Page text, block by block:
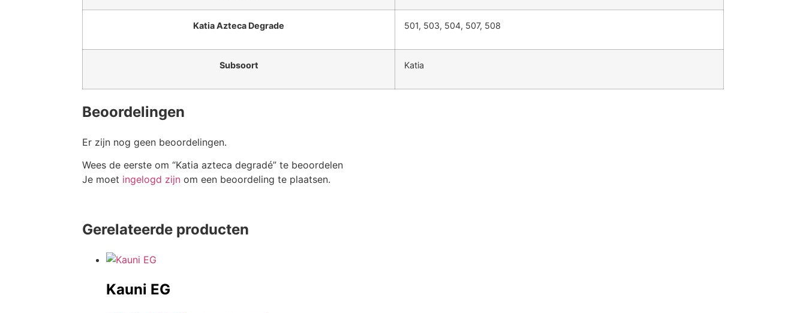
Katia Azteca Degrade 501, 503, 504, 507, 508
Subsoort Katia
Beoordelingen
Er zijn nog geen beoordelingen.
Wees de eerste om “Katia azteca degradé” te beoordelen
Je moet ingelogd zijn om een beoordeling te plaatsen.
Gerelateerde producten
Kauni EG